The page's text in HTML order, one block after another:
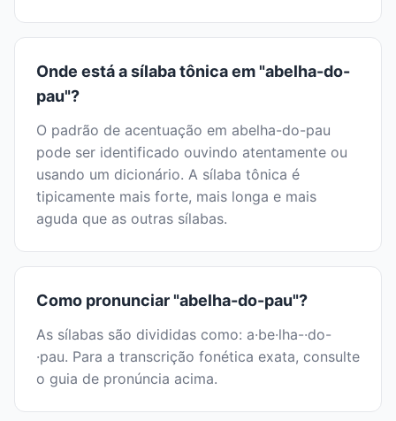
Onde está a sílaba tônica em "abelha-do-
pau"?
O padrão de acentuação em abelha-do-pau
pode ser identificado ouvindo atentamente ou
usando um dicionário. A sílaba tônica é
tipicamente mais forte, mais longa e mais
aguda que as outras sílabas.
Como pronunciar "abelha-do-pau"?
As sílabas são divididas como: a·be·lha-·do-
·pau. Para a transcrição fonética exata, consulte
o guia de pronúncia acima.